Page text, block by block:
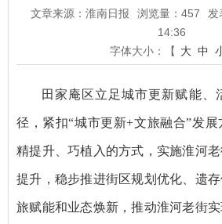
文章来源：淮南日报 浏览量： 457
发
14:36
字体大小：【 大 中
田家庵区立足城市更新赋能、
径，紧扣“城市更新+文旅融合”发展
精提升、巧植入的方式，实施淮河
提升，稳步推进街区规划优化、遗
旅赋能和业态焕新，推动淮河老街